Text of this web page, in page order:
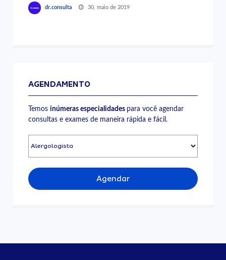
dr.consulta 30, maio de 2019
AGENDAMENTO
Temosinúmeras especialidades para você agendar
consultas e exames de maneira rápida e fácil.
Agendar